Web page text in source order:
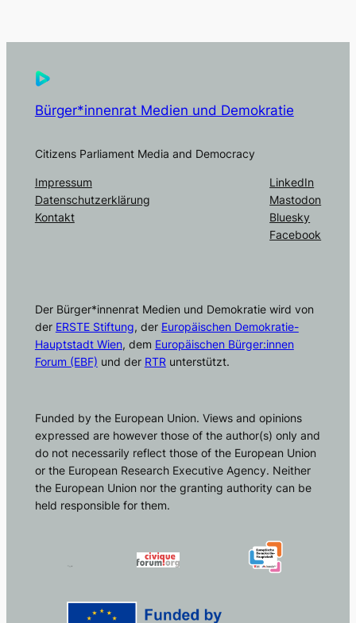
Bürger*innenrat Medien und Demokratie
Citizens Parliament Media and Democracy
Impressum
Datenschutzerklärung
Kontakt
LinkedIn
Mastodon
Bluesky
Facebook
Der Bürger*innenrat Medien und Demokratie wird von
der ERSTE Stiftung, der Europäischen Demokratie-
Hauptstadt Wien, dem Europäischen Bürger:innen
Forum (EBF) und der RTR unterstützt.
Funded by the European Union. Views and opinions
expressed are however those of the author(s) only and
do not necessarily reflect those of the European Union
or the European Research Executive Agency. Neither
the European Union nor the granting authority can be
held responsible for them.